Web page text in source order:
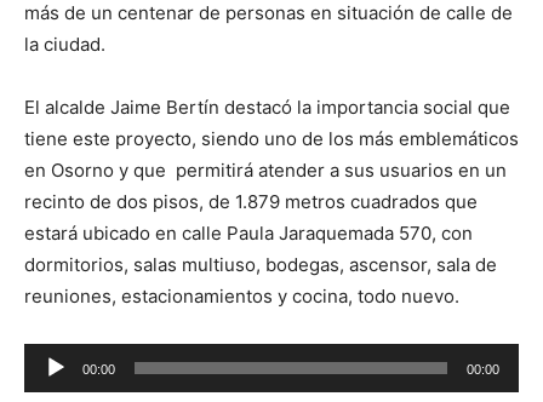
más de un centenar de personas en situación de calle de
la ciudad.
El alcalde Jaime Bertín destacó la importancia social que
tiene este proyecto, siendo uno de los más emblemáticos
en Osorno y que permitirá atender a sus usuarios en un
recinto de dos pisos, de 1.879 metros cuadrados que
estará ubicado en calle Paula Jaraquemada 570, con
dormitorios, salas multiuso, bodegas, ascensor, sala de
reuniones, estacionamientos y cocina, todo nuevo.
Reproductor
de
00:00 00:00